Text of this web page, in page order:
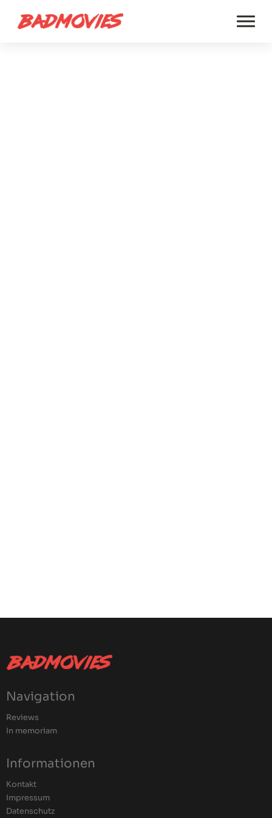
Navigation
Reviews
In memoriam
Informationen
Kontakt
Impressum
Datenschutz